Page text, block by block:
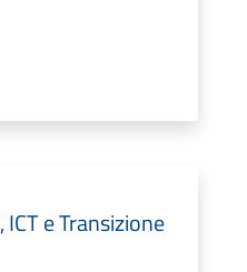
e Transizione